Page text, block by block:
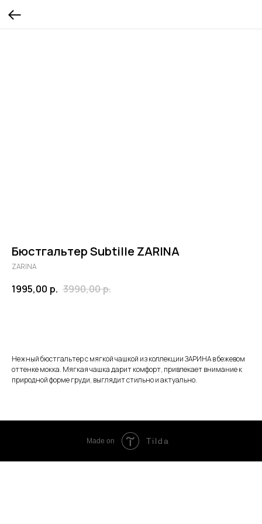
Бюстгальтер Subtille ZARINA
ZARINA
1995,00 р. 3990,00р.
Нежный бюстгальтер с мягкой чашкой из коллекции ЗАРИНА в бежевом
оттенке мокка. Мягкая чашка дарит комфорт, привлекает внимание к
природной форме груди, выглядит стильно и актуально.
Made on Tilda